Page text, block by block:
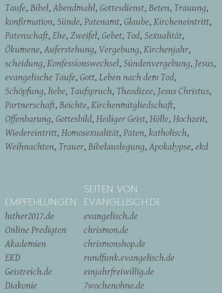
Taufe Bibel Abendmahl Gottesdienst Beten Trauung
konfirmation Sünde Patenamt Glaube Kircheneintritt
Patenschaft Ehe Zweifel Gebet Tod Sexualität
Ökumene Auferstehung Vergebung Kirchenjahr
scheidung Konfessionswechsel Sündenvergebung Jesus
evangelische Taufe Gott Leben nach dem Tod
Schöpfung liebe Taufspruch Theodizee Jesus Christus
Partnerschaft Beichte Kirchenmitgliedschaft
Offenbarung Gottesbild Heiliger Geist Hölle Hochzeit
Wiedereintritt Homosexualität Paten katholisch
Weihnachten Trauer Bibelauslegung Apokalypse ekd
EMPFEHLUNGEN
luther2017.de
Online Predigten
Akademien
EKD
Geistreich.de
Diakonie
SEITEN VON
EVANGELISCH.DE
evangelisch.de
chrismon.de
chrismonshop.de
rundfunk.evangelisch.de
einjahrfreiwillig.de
7wochenohne.de